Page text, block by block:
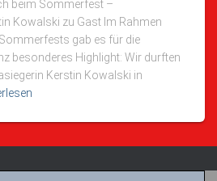
beim Sommerfest –
Kowalski zu Gast Im Rahmen
gab es für die
besonderes Highlight: Wir durften
Kerstin Kowalski in